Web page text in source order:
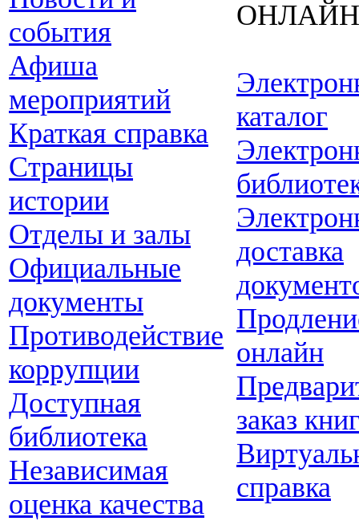
события
Афиша
мероприятий
Краткая справка
Страницы
истории
Отделы и залы
Официальные
документы
Противодействие
коррупции
Доступная
библиотека
Независимая
оценка качества
ОНЛАЙН
каталог
доставка
онлайн
заказ
справка